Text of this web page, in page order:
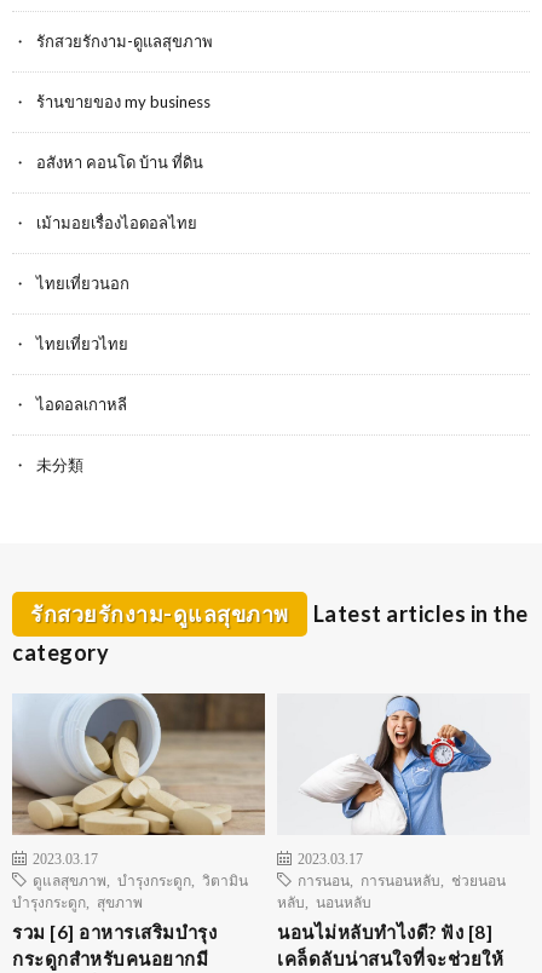
รักสวยรักงาม-ดูแลสุขภาพ
ร้านขายของ my business
อสังหา คอนโด บ้าน ที่ดิน
เม้ามอยเรื่องไอดอลไทย
ไทยเที่ยวนอก
ไทยเที่ยวไทย
ไอดอลเกาหลี
未分類
รักสวยรักงาม-ดูแลสุขภาพ
Latest articles in the
category
2023.03.17
ดูแลสุขภาพ
บำรุงกระดูก
วิตามิน
บำรุงกระดูก
สุขภาพ
รวม [6] อาหารเสริมบำรุง
กระดูกสำหรับคนอยากมี
2023.03.17
การนอน
การนอนหลับ
ช่วยนอน
หลับ
นอนหลับ
นอนไม่หลับทำไงดี? ฟัง [8]
เคล็ดลับน่าสนใจที่จะช่วยให้